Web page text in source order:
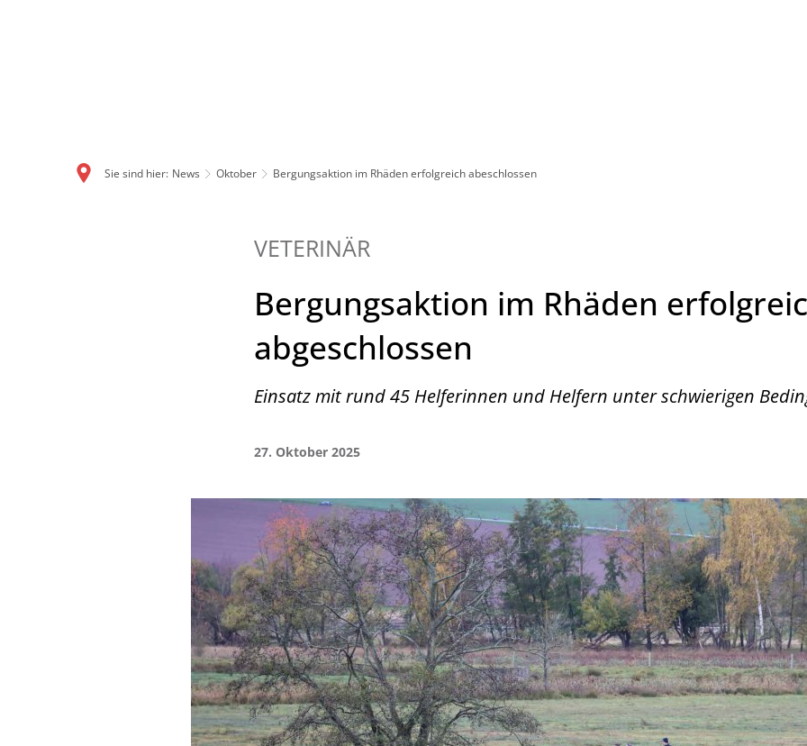
Sie sind hier: News Oktober Bergungsaktion im Rhäden erfolgreich abeschlossen
VETERINÄR
Bergungsaktion im Rhäden
abgeschlossen
Einsatz mit rund 45 Helferinnen und Helfern unter schwierigen
27. Oktober 2025